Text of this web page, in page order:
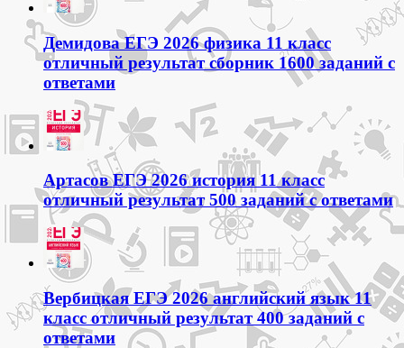
Демидова ЕГЭ 2026 физика 11 класс
отличный результат сборник 1600 заданий с
ответами
Артасов ЕГЭ 2026 история 11 класс
отличный результат 500 заданий с ответами
Вербицкая ЕГЭ 2026 английский язык 11
класс отличный результат 400 заданий с
ответами